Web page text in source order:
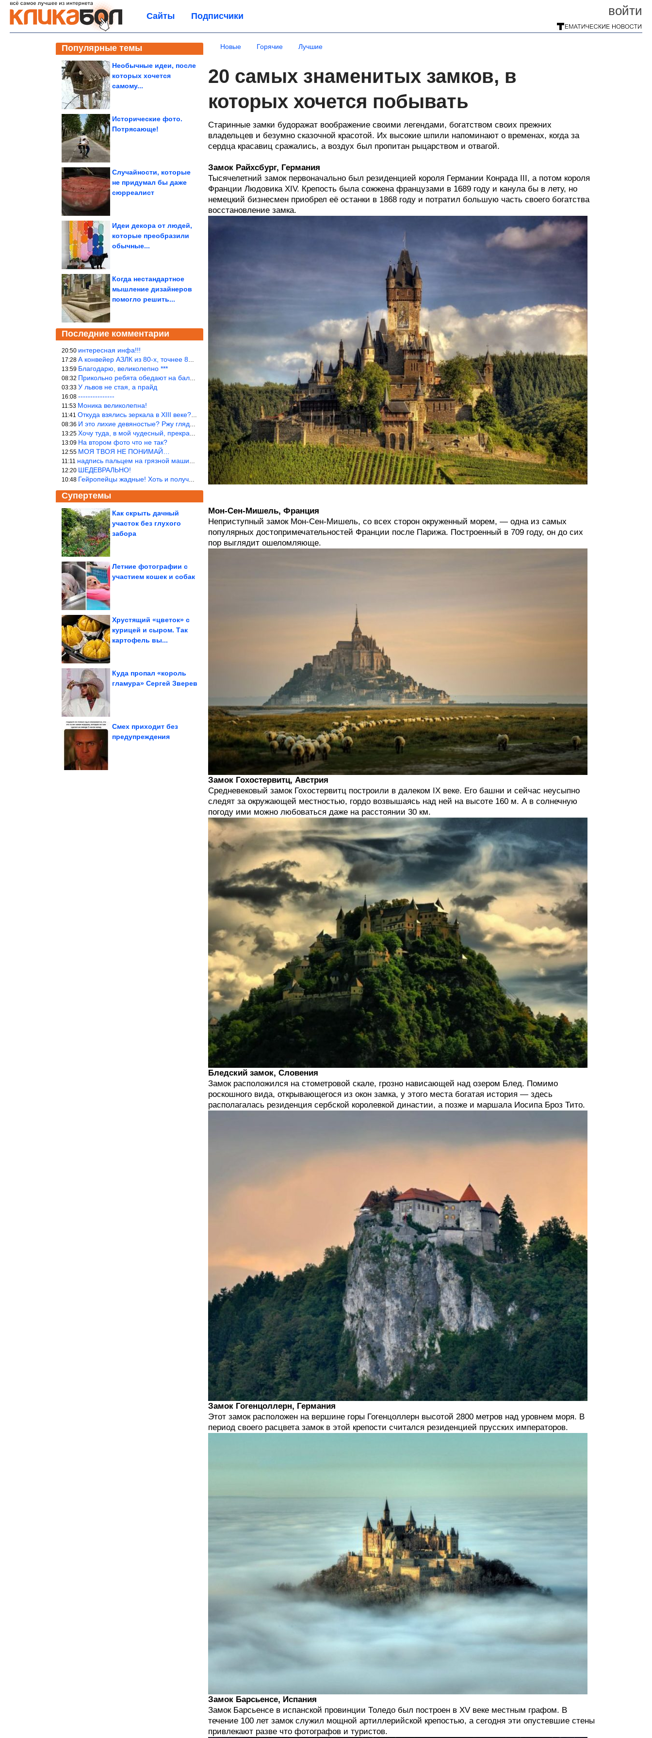
войти
Сайты Подписчики
Популярные темы
Необычные идеи, после
которых хочется
самому...
Исторические фото.
Потрясающе!
Случайности, которые
не придумал бы даже
сюрреалист
Идеи декора от людей,
которые преобразили
обычные...
Когда нестандартное
мышление дизайнеров
помогло решить...
Последние комментарии
20:50 интересная инфа!!!
17:28 А конвейер АЗЛК из 80-х, точнее 86-87 годы. «Москвичи»-то из пер
13:59 Благодарю, великолепно ***
08:32 Прикольно ребята обедают на балке...))
03:33 У львов не стая, а прайд
16:08 ---------------
11:53 Моника великолепна!
11:41 Откуда взялись зеркала в XIII веке? Вы ничего не перепутали?
08:36 И это лихие девяностые? Ржу глядя в окно!!!
13:25 Хочу туда, в мой чудесный, прекрасный мир.
13:09 На втором фото что не так?
12:55 МОЯ ТВОЯ НЕ ПОНИМАЙ…
11:11 надпись пальцем на грязной машине «Помой меня»!
12:20 ШЕДЕВРАЛЬНО!
10:48 Гейропейцы жадные! Хоть и получают в десять раз больше жителей б
Супертемы
Как cкрыть дачный
участок без глухого
забора
Самые маленькие люди
Летние фотографии с
участием кошек и собак
Хрустящий «цветок» с
курицей и сыром. Так
картофель вы...
Куда пропал «король
гламура» Сергей Зверев
Смех приходит без
предупреждения
Новые Горячие Лучшие
20 самых знаменитых замков, в
которых хочется побывать
Старинные замки будоражат воображение своими легендами, богатством своих прежних
владельцев и безумно сказочной красотой. Их высокие шпили напоминают о временах, когда за
сердца красавиц сражались, а воздух был пропитан рыцарством и отвагой.
Замок Райхсбург, Германия
Тысячелетний замок первоначально был резиденцией короля Германии Конрада III, а потом короля
Франции Людовика XIV. Крепость была сожжена французами в 1689 году и канула бы в лету, но
немецкий бизнесмен приобрел её останки в 1868 году и потратил большую часть своего богатства
восстановление замка.
Мон-Сен-Мишель, Франция
Неприступный замок Мон-Сен-Мишель, со всех сторон окруженный морем, — одна из самых
популярных достопримечательностей Франции после Парижа. Построенный в 709 году, он до сих
пор выглядит ошеломляюще.
Замок Гохостервитц, Австрия
Средневековый замок Гохостервитц построили в далеком IX веке. Его башни и сейчас неусыпно
следят за окружающей местностью, гордо возвышаясь над ней на высоте 160 м. А в солнечную
погоду ими можно любоваться даже на расстоянии 30 км.
Бледский замок, Словения
Замок расположился на стометровой скале, грозно нависающей над озером Блед. Помимо
роскошного вида, открывающегося из окон замка, у этого места богатая история — здесь
располагалась резиденция сербской королевкой династии, а позже и маршала Иосипа Броз Тито.
Замок Гогенцоллерн, Германия
Этот замок расположен на вершине горы Гогенцоллерн высотой 2800 метров над уровнем моря. В
период своего расцвета замок в этой крепости считался резиденцией прусских императоров.
Замок Барсьенсе, Испания
Замок Барсьенсе в испанской провинции Толедо был построен в XV веке местным графом. В
течение 100 лет замок служил мощной артиллерийской крепостью, а сегодня эти опустевшие стены
привлекают разве что фотографов и туристов.